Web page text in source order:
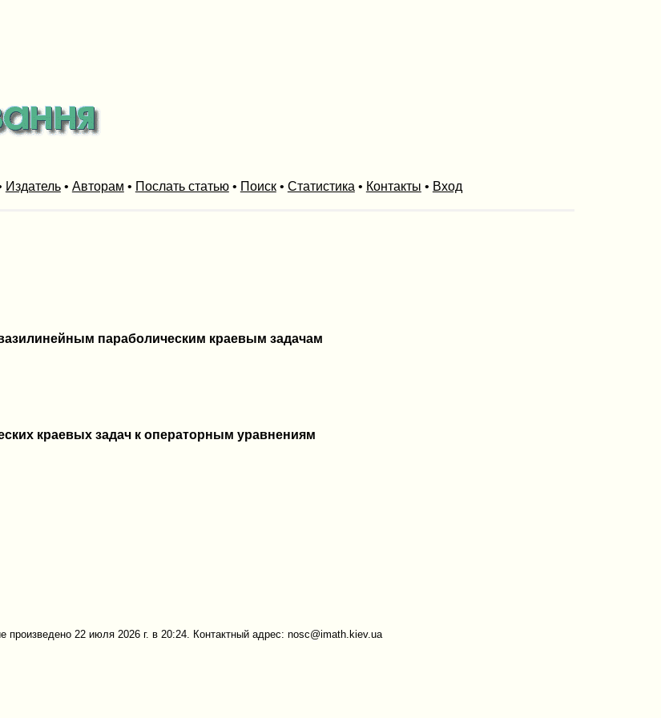
Издатель• Авторам • Послать статью• Поиск• Статистика • Контакты • Вход
параболическим краевым задачам
краевых задач к операторным уравнениям
произведено 22 июля 2026 г. в 20:24. Контактный адрес: nosc@imath.kiev.ua